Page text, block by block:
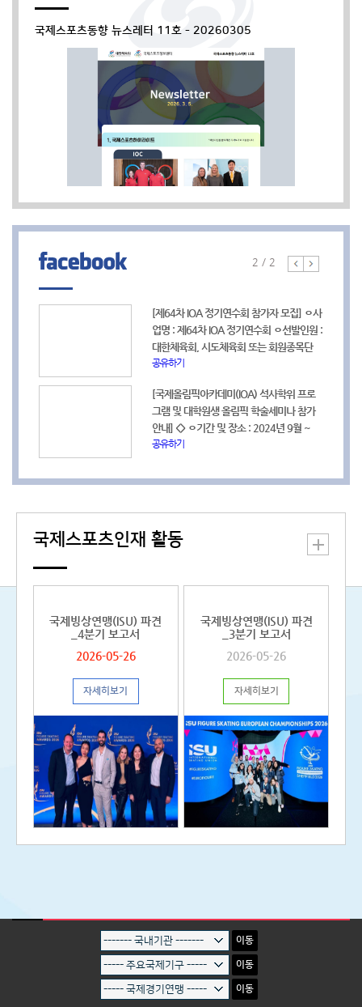
국제스포츠동향 뉴스레터 11호 - 20260305
2 / 2
[대한체육회 주로잔대표부 현지직원 채용
공고] 주로잔대표부에서 다음과 같이 사무
보조 계약직을 모집중에 있사오니, 관심있
으신 분들의 많은 참여 바랍니다. 1. 채용 분
담당업무: 국제스포츠 교류업무 운영 보조,
약기간: 2024. 7월 임용시 ~ 2024. 10.
이 가능한 비자 소지자 * 채용 즉시 근무가
가능한자 * 영어 및 불어 능통자 4. 접수기
간 및 방법 * 접수기간: 2024. 6. 26.(수) ~
7. 5(금) CET 12:00(KST 19:00)까지 * 신
청방법: 지원서 양식(공고문 참고) 작성 후
메일 제출 * 문의/접수처:
lausanne@sports.or.kr(담당자: 유고은 대
리) 자세한 사항은 국제스포츠정보센터 채
공유하기
[2024 국제스포츠행정가 양성과정(드림투
가 양성사업(드림투게더마스터)의 교육생을
마스터) 2) 모집인원: 6명 3) 지원서 접수:
2024.4.15.(월) 10:00 ~ 4.19.(금) 17:00
4) 서류제출: 2024.4.22.(월) 17:00 까지
5) 면접 및 구술고사: 2024.4.23.(화)~ 6)
나. 입학문의: 서울대학교 국제스포츠행정
가 양성사업단(02-880-2984) 자세한 사항
은 국제스포츠정보센터 교육연수정보 게시
판을 참고하시기 바랍니다. * 국제스포츠정
https://gsic.sports.or.kr/EgovPageLink.do?
[제64차 IOA 정기연수회 참가자 모집] ㅇ사
업명 : 제64차 IOA 정기연수회 ㅇ선발인원 :
대한체육회, 시도체육회 또는 회원종목단
체, 2019~2023년도 KOA 정규과정 이수
일(토) ~ 2024년 6월 21일(금) / 그리스, 아
테네 및 올림피아 ㅇ대한체육회 모집기간 :
공고일 ~ 2024년 3월 14일(목) *IOA 접수
마감 : 2024년 3월 29일(금) (개별신청) 자
정보 및 공지사항의 안내문을 참고하시기
정보 바로가기>>
https://gsic.sports.or.kr/EgovPageLink.do?
link=forward:/com/cop/edu/
공유하기
[국제올림픽아카데미(IOA) 석사학위 프로
그램 및 대학원생 올림픽 학술세미나 참가
안내] <> ㅇ기간 및 장소 : 2024년 9월 ~
2026년 2월/ 그리스 ㅇ참가대상 : 학사학위
구 소속 및 올림픽연구센터, 스포츠 관련 전
일 ~ 2024년 3월 29일 <<제31차 IOA 대학
원생 올림픽 학술 세미나>> ㅇ기간 및 장소:
2024년 9월 20일 ~ 2024년 10월 12일/
회 접수 일정 : 공고일 ~ 2024년 6월 21일
교육별 세부사항은 국제스포츠정보센터 교
https://gsic.sports.or.kr/EgovPageLink.do?
link=forward:/com/cop/edu/
공유하기
국제스포츠인재 활동
국제빙상연맹(ISU) 파견
_4분기 보고서
2026-05-26
자세히보기
국제빙상연맹(ISU) 파견
_3분기 보고서
2026-05-26
자세히보기
이동
이동
이동